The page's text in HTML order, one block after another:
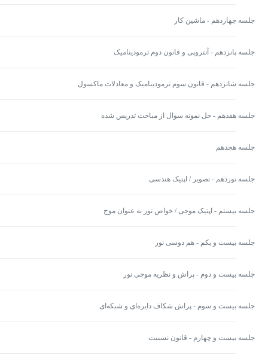
جلسه چهاردهم - ماشین کار
جلسه پانزدهم - آنتروپی و قانون دوم ترمودینامیک
جلسه شانزدهم - قانون سوم ترمودینامیک و معادلات ماکسول
جلسه هفدهم - حل نمونه سوال از مباحث تدریس شده
جلسه هجدهم
جلسه نوزدهم - تصویر / اپتیک هندسی
جلسه بیستم - اپتیک موجی / خواص نور به عنوان موج
جلسه بیست و یکم - هم دوسی نور
جلسه بیست و دوم - پراش و نظریه موجی نور
جلسه بیست و سوم - پراش شکاف دایره‌ای و شبکه‌ای
جلسه بیست و چهارم - قانون نسبیت